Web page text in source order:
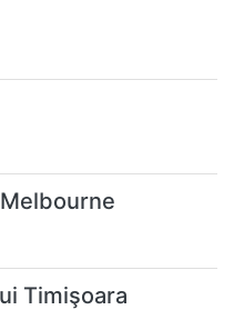
Timişoara